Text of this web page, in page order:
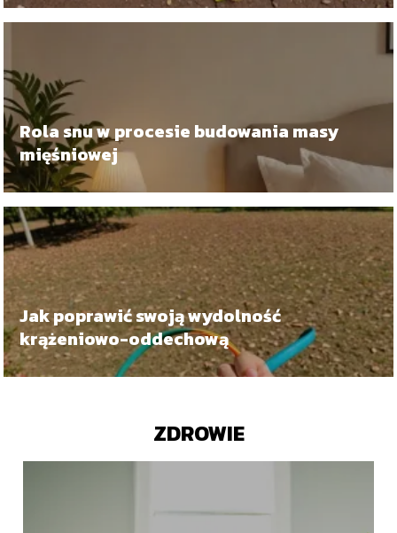
Rola snu w procesie budowania masy
mięśniowej
Jak poprawić swoją wydolność
krążeniowo-oddechową
ZDROWIE